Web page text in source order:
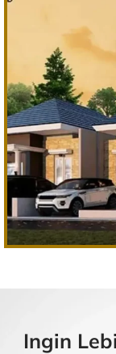
Ingin